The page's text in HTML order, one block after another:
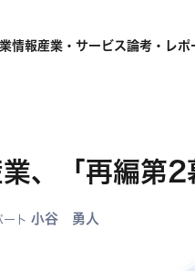
情報産業・サービス論考・レポ
業、「再編第
ート 小谷 勇人